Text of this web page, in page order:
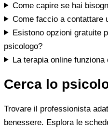
Come capire se hai
Come faccio a contattare
Esistono opzioni gratuite
psicologo?
La terapia online funziona
Cerca lo
Trovare il professionista
benessere. Esplora le